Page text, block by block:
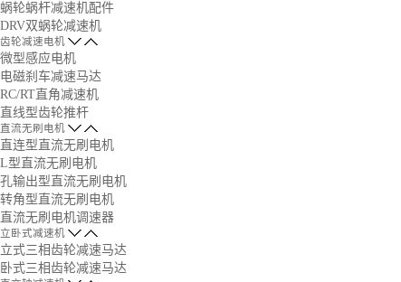
蜗轮蜗杆减速机配件
DRV双蜗轮减速机
齿轮减速电机
微型感应电机
电磁刹车减速马达
RC/RT直角减速机
直线型齿轮推杆
直流无刷电机
直连型直流无刷电机
L型直流无刷电机
孔输出型直流无刷电机
转角型直流无刷电机
直流无刷电机调速器
立卧式减速机
立式三相齿轮减速马达
卧式三相齿轮减速马达